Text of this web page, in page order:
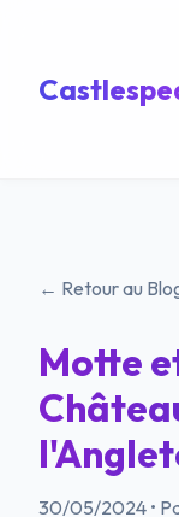
← Retour au
Motte
30/05/2024 •